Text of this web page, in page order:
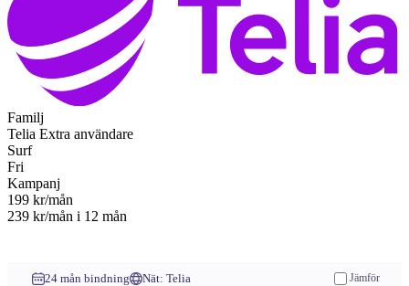
Familj
Telia Extra användare
Surf
Fri
Kampanj
199 kr/mån
239 kr/mån i 12 mån
24 mån bindning Nät: Telia Jämför